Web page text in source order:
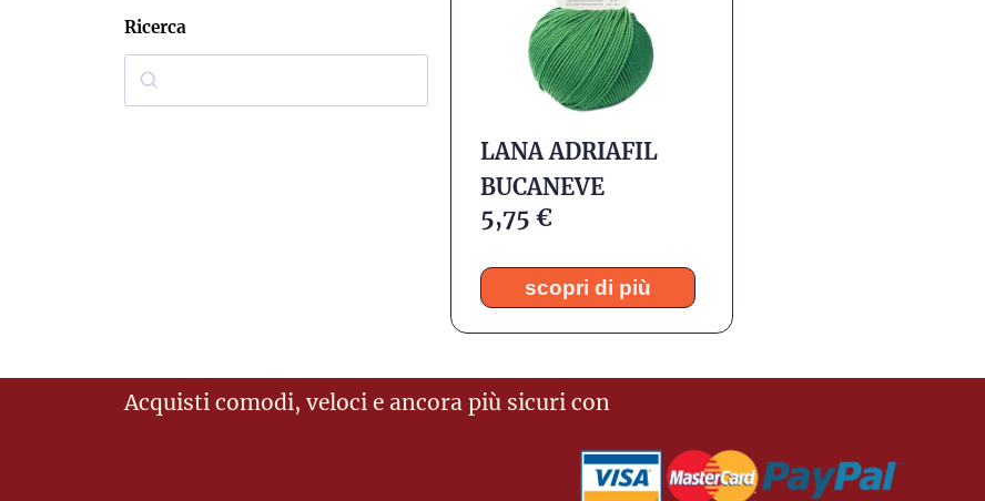
Ricerca
LANA ADRIAFIL
BUCANEVE
5,75€
scopri di più
Acquisti comodi, veloci e ancora più sicuri con